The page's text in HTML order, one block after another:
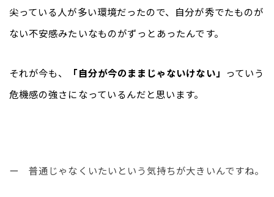
尖っている人が多い環境だったので、自分が秀でたものが
ない不安感みたいなものがずっとあったんです。
それが今も、 「自分が今のままじゃないけない」 っていう
危機感の強さになっているんだと思います。
ー　普通じゃなくいたいという気持ちが大きいんですね。